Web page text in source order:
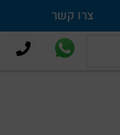
צרו קשר